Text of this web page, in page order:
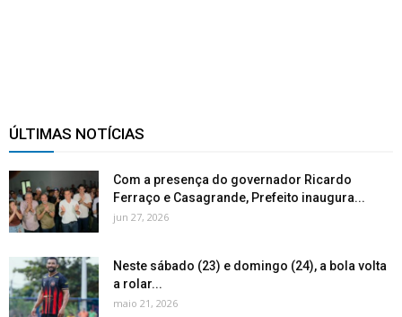
ÚLTIMAS NOTÍCIAS
Com a presença do governador Ricardo
Ferraço e Casagrande, Prefeito inaugura...
jun 27, 2026
Neste sábado (23) e domingo (24), a bola volta
a rolar...
maio 21, 2026